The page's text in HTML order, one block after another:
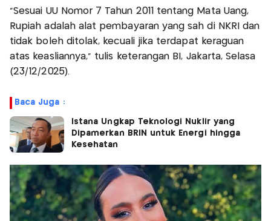
"Sesuai UU Nomor 7 Tahun 2011 tentang Mata Uang,
Rupiah adalah alat pembayaran yang sah di NKRI dan
tidak boleh ditolak, kecuali jika terdapat keraguan
atas keasliannya," tulis keterangan BI, Jakarta, Selasa
(23/12/2025).
Baca Juga :
Istana Ungkap Teknologi Nuklir yang
Dipamerkan BRIN untuk Energi hingga
Kesehatan